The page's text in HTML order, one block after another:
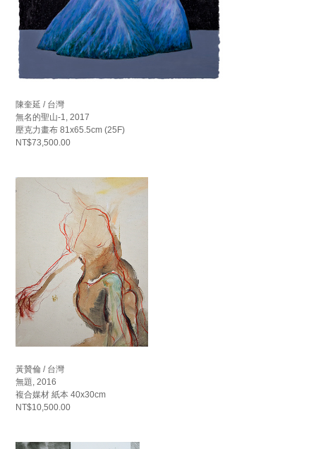
陳奎延 / 台灣
無名的聖山-1, 2017
壓克力畫布 81x65.5cm (25F)
NT$73,500.00
黃贊倫 / 台灣
無題, 2016
複合媒材 紙本 40x30cm
NT$10,500.00